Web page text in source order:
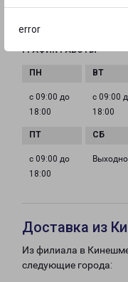
error
ГРАФИК РАБОТЫ
с 09:00 до
18:00
с 09:00
18:00
с 09:00 до
18:00
Доставка из
Из филиала в
следующие города: